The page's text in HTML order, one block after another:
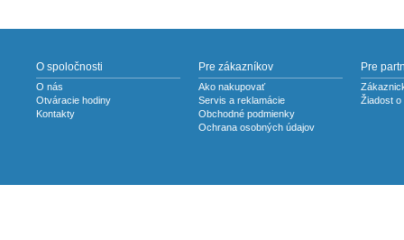
O spoločnosti
O nás
Otváracie hodiny
Kontakty
Pre zákazníkov
Ako nakupovať
Servis a reklamácie
Obchodné podmienky
Ochrana osobných údajov
Pre
Žiadost